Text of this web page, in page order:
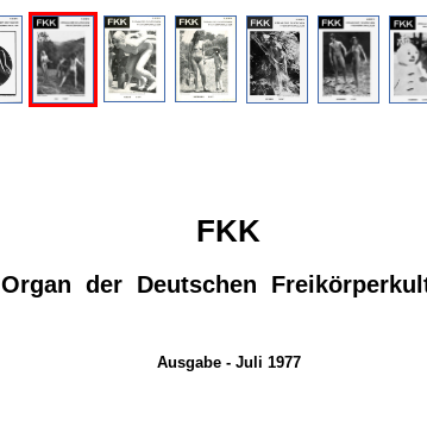
FKK
Organ der Deutschen
Ausgabe - Juli 1977